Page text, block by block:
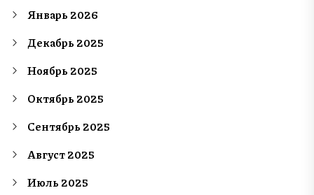
Январь 2026
Декабрь 2025
Ноябрь 2025
Октябрь 2025
Сентябрь 2025
Август 2025
Июль 2025